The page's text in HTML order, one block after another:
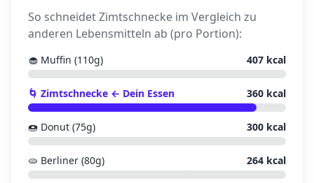
So schneidetZimtschnecke im Vergleich zu
anderen Lebensmitteln ab (pro Portion):
🧁 Muffin (110g) 407 kcal
🌀 Zimtschnecke ← Dein Essen 360 kcal
🍩 Donut (75g) 300 kcal
🫓 Berliner (80g) 264 kcal